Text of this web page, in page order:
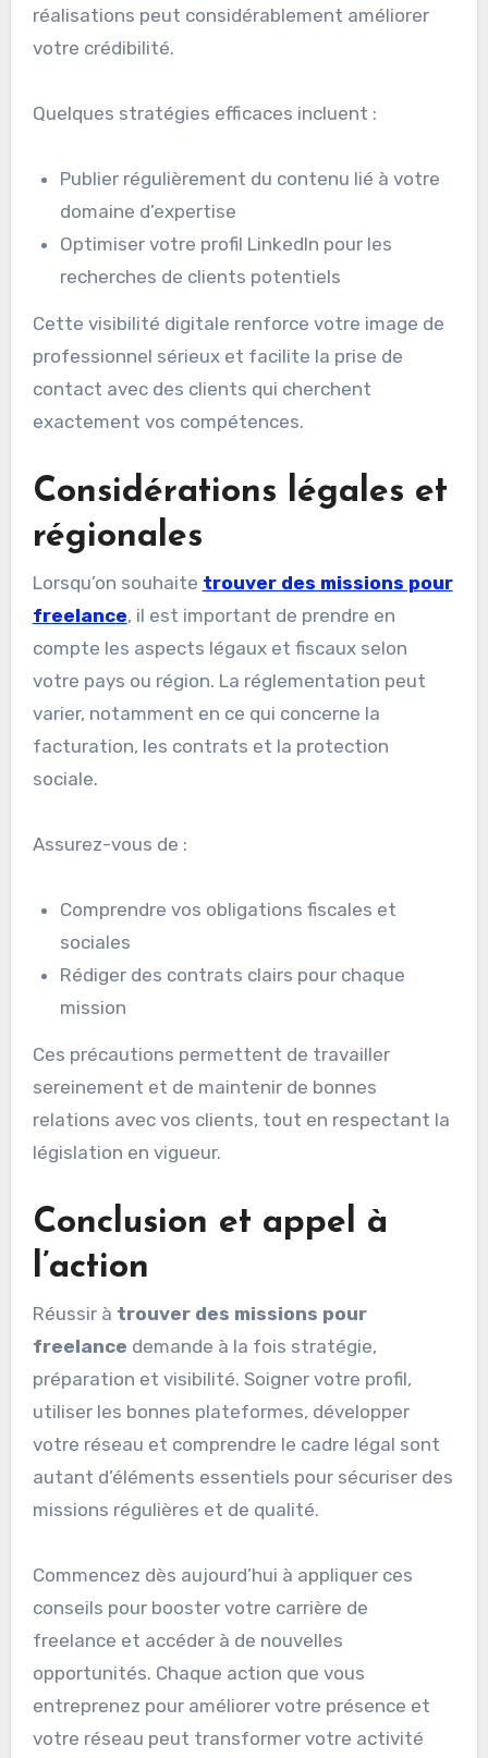
réalisations peut considérablement améliorer
votre crédibilité.
Quelques stratégies efficaces incluent :
Publier régulièrement du contenu lié à votre
domaine d’expertise
Optimiser votre profil LinkedIn pour les
recherches de clients potentiels
Cette visibilité digitale renforce votre image de
professionnel sérieux et facilite la prise de
contact avec des clients qui cherchent
exactement vos compétences.
Considérations légales et
régionales
Lorsqu’on souhaite trouver des missions pour
freelance, il est important de prendre en
compte les aspects légaux et fiscaux selon
votre pays ou région. La réglementation peut
varier, notamment en ce qui concerne la
facturation, les contrats et la protection
sociale.
Assurez-vous de :
Comprendre vos obligations fiscales et
sociales
Rédiger des contrats clairs pour chaque
mission
Ces précautions permettent de travailler
sereinement et de maintenir de bonnes
relations avec vos clients, tout en respectant la
législation en vigueur.
Conclusion et appel à
l’action
Réussir à trouver des missions pour
freelance demande à la fois stratégie,
préparation et visibilité. Soigner votre profil,
utiliser les bonnes plateformes, développer
votre réseau et comprendre le cadre légal sont
autant d’éléments essentiels pour sécuriser des
missions régulières et de qualité.
Commencez dès aujourd’hui à appliquer ces
conseils pour booster votre carrière de
freelance et accéder à de nouvelles
opportunités. Chaque action que vous
entreprenez pour améliorer votre présence et
votre réseau peut transformer votre activité